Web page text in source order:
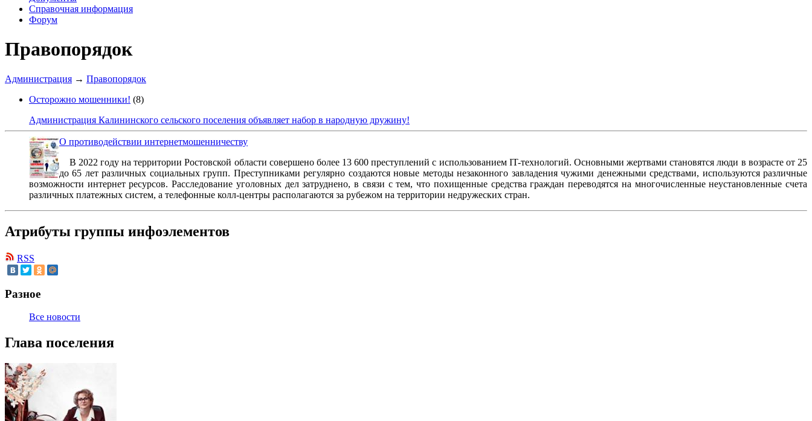
Справочная информация
Форум
Правопорядок
Администрация → Правопорядок
Осторожно мошенники! (8)
Администрация Калининского сельского поселения объявляет набор в народную дружину!
О противодействии интернетмошенничеству
В 2022 году на территории Ростовской области совершено более 13 600 преступлений с использованием IT-технологий. Основными жертвами становятся люди в возрасте от 25
до 65 лет различных социальных групп. Преступниками регулярно создаются новые методы незаконного завладения чужими денежными средствами, используются различные
возможности интернет ресурсов. Расследование уголовных дел затруднено, в связи с тем, что похищенные средства граждан переводятся на многочисленные неустановленные счета
различных платежных систем, а телефонные колл-центры располагаются за рубежом на территории недружеских стран.
Атрибуты группы инфоэлементов
RSS
Разное
Все новости
Глава поселения